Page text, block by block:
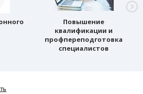
Повышение
квалификации и
профпереподготовка
специалистов